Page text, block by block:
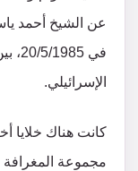
عن الشيخ أحمد
في
الإسرائيلي.
كانت هناك خلايا
مجموعة المغرافة